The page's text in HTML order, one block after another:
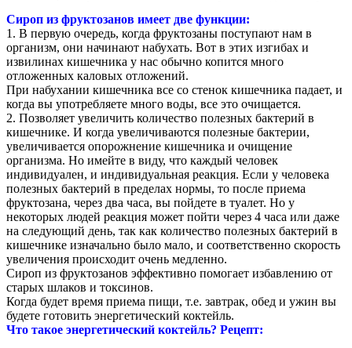
Сироп из фруктозанов имеет две функции:
1. В первую очередь, когда фруктозаны поступают нам в
организм, они начинают набухать. Вот в этих изгибах и
извилинах кишечника у нас обычно копится много
отложенных каловых отложений.
При набухании кишечника все со стенок кишечника падает, и
когда вы употребляете много воды, все это очищается.
2. Позволяет увеличить количество полезных бактерий в
кишечнике. И когда увеличиваются полезные бактерии,
увеличивается опорожнение кишечника и очищение
организма. Но имейте в виду, что каждый человек
индивидуален, и индивидуальная реакция. Если у человека
полезных бактерий в пределах нормы, то после приема
фруктозана, через два часа, вы пойдете в туалет. Но у
некоторых людей реакция может пойти через 4 часа или даже
на следующий день, так как количество полезных бактерий в
кишечнике изначально было мало, и соответственно скорость
увеличения происходит очень медленно.
Сироп из фруктозанов эффективно помогает избавлению от
старых шлаков и токсинов.
Когда будет время приема пищи, т.е. завтрак, обед и ужин вы
будете готовить энергетический коктейль.
Что такое энергетический коктейль? Рецепт: